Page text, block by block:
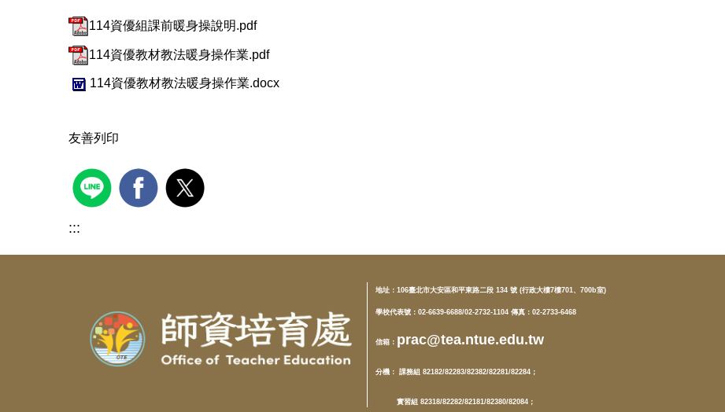
114資優組課前暖身操說明.pdf
114資優教材教法暖身操作業.pdf
114資優教材教法暖身操作業.docx
友善列印
:::
地址： 106臺北市大安區和平東路二段 134 號 (行政大樓7樓701、700b室)
學校代表號：02-6639-6688/02-2732-1104 傳真：02-2733-6468
信箱 ： prac@tea.ntue.edu.tw
分機 ： 課務組 82182/82283/82382/82281/82284；
實習組 82318/82282/82181/82380/82084；